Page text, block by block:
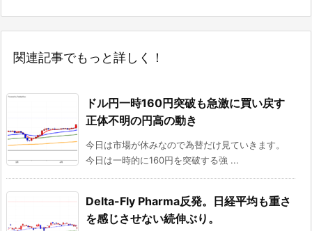
関連記事でもっと詳しく！
ドル円一時160円突破も急激に買い戻す
正体不明の円高の動き
今日は市場が休みなので為替だけ見ていきます。
今日は一時的に160円を突破する強 ...
Delta-Fly Pharma反発。日経平均も重さ
を感じさせない続伸ぶり。